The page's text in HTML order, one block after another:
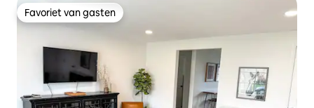
Favoriet van gasten
Favoriet van gasten